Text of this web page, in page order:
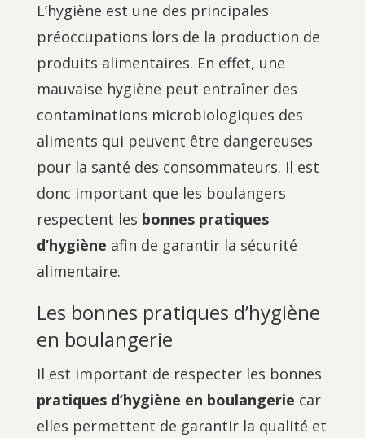
L’hygiène est une des principales
préoccupations lors de la production de
produits alimentaires. En effet, une
mauvaise hygiène peut entraîner des
contaminations microbiologiques des
aliments qui peuvent être dangereuses
pour la santé des consommateurs. Il est
donc important que les boulangers
respectent les bonnes pratiques
d’hygiène afin de garantir la sécurité
alimentaire.
Les bonnes pratiques d’hygiène
en boulangerie
Il est important de respecter les bonnes
pratiques d’hygiène en boulangerie car
elles permettent de garantir la qualité et